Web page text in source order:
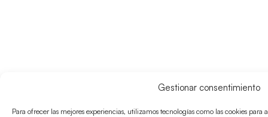
Gestionar consentimiento
Para ofrecer las mejores experiencias, utilizamos tecnologías como las cookies